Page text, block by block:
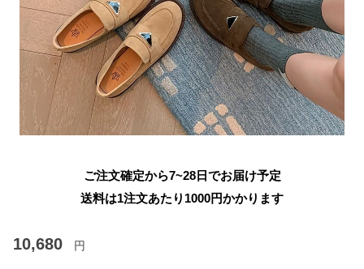
ご注文確定から7~28日でお届け予定
送料は1注文あたり 1000円かかります
10,680 円